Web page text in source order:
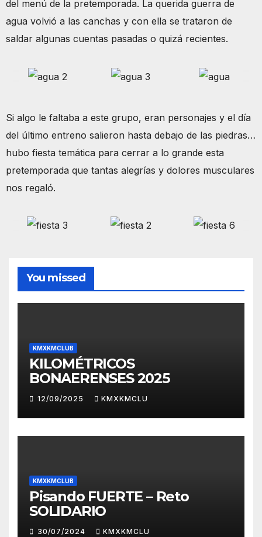
del menú de la pretemporada. La querida guerra de
agua volvió a las canchas y con ella se trataron de
saldar algunas cuentas pasadas o quizá recientes.
Si algo le faltaba a este grupo, eran personajes y el día
del último entreno salieron hasta debajo de las piedras…
hubo fiesta temática para cerrar a lo grande esta
pretemporada que tantas alegrías y dolores musculares
nos regaló.
You missed
KMXKMCLUB
KILOMÉTRICOS
BONAERENSES 2025
12/09/2025 KMXKMCLU
KMXKMCLUB
Pisando FUERTE – Reto
SOLIDARIO
30/07/2024 KMXKMCLU